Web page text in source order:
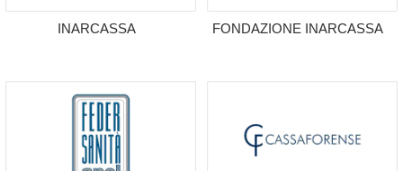
INARCASSA FONDAZIONE INARCASSA